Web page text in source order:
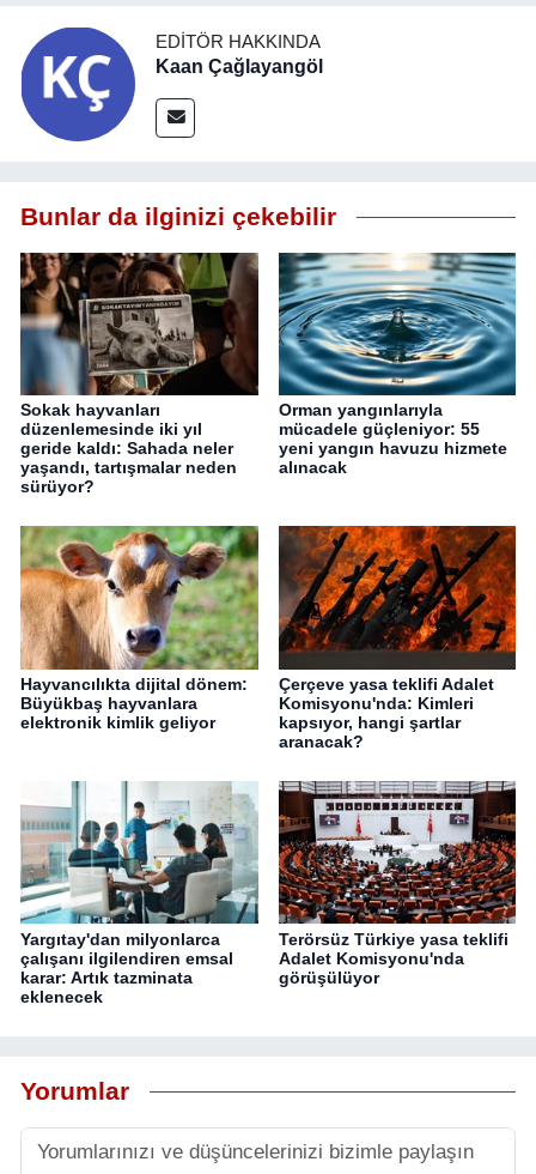
EDITÖR HAKKINDA
Kaan Çağlayangöl
Bunlar da ilginizi çekebilir
Sokak hayvanları
düzenlemesinde iki yıl
geride kaldı: Sahada neler
yaşandı, tartışmalar neden
sürüyor?
Orman yangınlarıyla
mücadele güçleniyor: 55
yeni yangın havuzu hizmete
alınacak
Hayvancılıkta dijital dönem:
Büyükbaş hayvanlara
elektronik kimlik geliyor
Çerçeve yasa teklifi Adalet
Komisyonu'nda: Kimleri
kapsıyor, hangi şartlar
aranacak?
Yargıtay'dan milyonlarca
çalışanı ilgilendiren emsal
karar: Artık tazminata
eklenecek
Terörsüz Türkiye yasa teklifi
Adalet Komisyonu'nda
görüşülüyor
Yorumlar